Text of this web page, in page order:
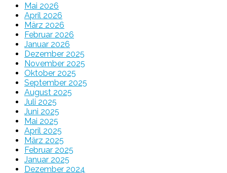
Mai 2026
April 2026
März 2026
Februar 2026
Januar 2026
Dezember 2025
November 2025
Oktober 2025
September 2025
August 2025
Juli 2025
Juni 2025
Mai 2025
April 2025
März 2025
Februar 2025
Januar 2025
Dezember 2024